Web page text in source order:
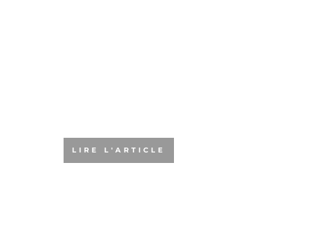
LIRE L'ARTICLE